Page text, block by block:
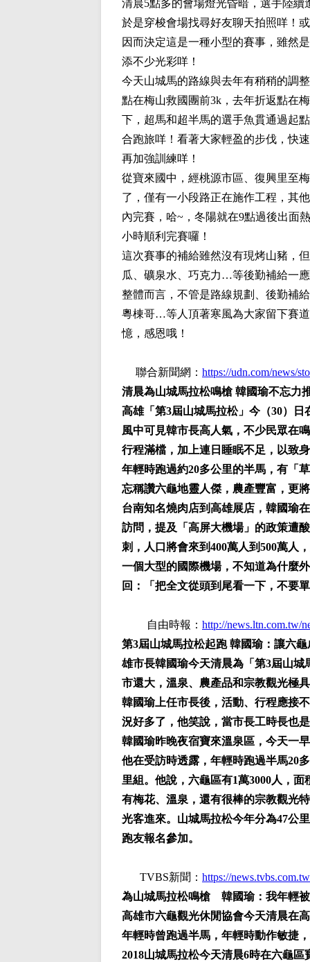
清晨5點多的會場燈光昏暗，選手陸
於是穿梭會場找尋好友聊天拍照咩！
因而決定這是一種小型的賽事，雖然
添不少光彩咩！
今天山城馬的路線與去年有稍稍的調
點在梅山救國團前3k，去年折返點在
下，超馬和超半馬的選手魚貫通過起
合跑旅咩！看著大家輕盈的步伐，快
再加強訓練咩！
從寶來國中，經桃源市區、復興里至
了，僅有一小段路正在施作工程，其
內完賽，哈~，冬陽就在9點過後出面
小時順利完賽囉！
這次賽事的補給雖然沒有現烤山豬，
瓜、礦泉水、巧克力…等後勤補給一
整體而言，不管是路線規劃、後勤補
粵棟哥…等人頂著寒風為大家留下賽
憶，感恩哦！
聯合新聞網： https://udn.com/news/
清晨為山城馬拉松鳴槍 韓國瑜不忘力
高雄「第3屆山城馬拉松」今（30）
風中可見韓市長高人氣，不少民眾在
行程滿檔，加上連日睡眠不足，以致
年輕時跑過約20多公里的半馬，有「
忘稱讚六龜地靈人傑，農產豐富，更
台南知名燒肉店到高雄展店，韓國瑜
訪問，提及「高屏大機場」的政策遭
刺，人口將會來到400萬人到500萬人
一個大型的國際機場，不知道為什麼
回：「把全文從頭到尾看一下，不要
自由時報： http://news.ltn.com.tw/
第3屆山城馬拉松起跑 韓國瑜：讓六
雄市長韓國瑜今天清晨為「第3屆山
市還大，溫泉、農產品和宗教觀光極
韓國瑜上任市長後，活動、行程應接
況好多了，他笑說，當市長工時長也
韓國瑜昨晚夜宿寶來溫泉區，今天一
他在受訪時透露，年輕時跑過半馬20
里組。他說，六龜區有1萬3000人，
有梅花、溫泉，還有很棒的宗教觀光
光客進來。山城馬拉松今年分為47公
跑友報名參加。
TVBS新聞： https://
為山城馬拉松鳴槍 韓國瑜：我年輕
高雄市六龜觀光休閒協會今天清晨在
年輕時曾跑過半馬，年輕時動作敏捷
2018山城馬拉松今天清晨6時在六龜